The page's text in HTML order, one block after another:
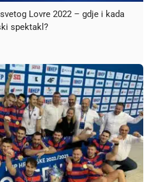
Lovre 2022 – gdje i kada
spektakl?